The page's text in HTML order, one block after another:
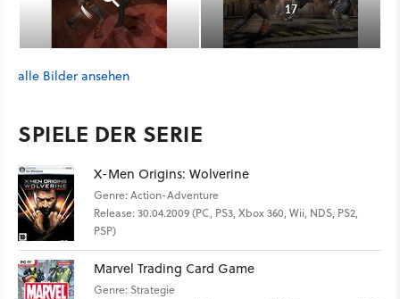
17
alle Bilder ansehen
SPIELE DER SERIE
X-Men Origins: Wolverine
Genre: Action-Adventure
Release: 30.04.2009 (PC, PS3, Xbox 360, Wii, NDS, PS2,
PSP)
Marvel Trading Card Game
Genre: Strategie